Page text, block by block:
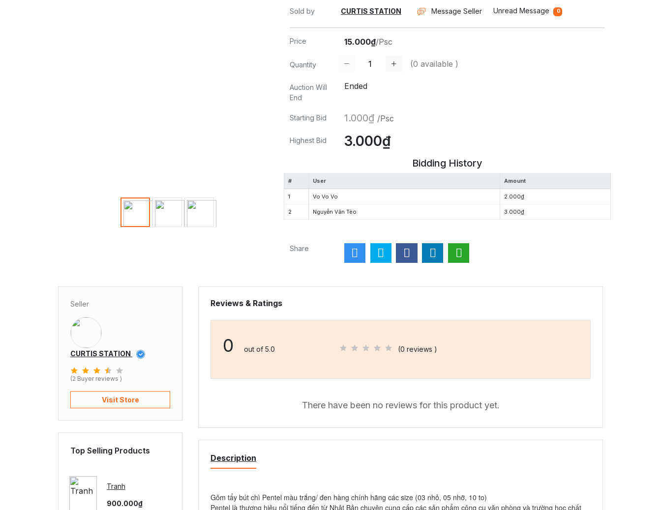
Sold by CURTIS STATION Message Seller Unread Message 0
Price 15.000₫/Psc
Quantity (0 available )
Auction Will
End
Ended
Starting Bid 1.000₫ /Psc
Highest Bid 3.000₫
Bidding History
# User Amount
1 Vo Vo Vo 2.000₫
2 Nguyễn Văn Tèo 3.000₫
Share
Seller
CURTIS STATION
(2 Buyer reviews )
Visit Store
Top Selling Products
Tranh
900.000₫
Reviews & Ratings
0 out of 5.0 (0 reviews )
There have been no reviews for this product yet.
Description
Gôm tẩy bút chì Pentel màu trắng/ đen hàng chính hãng các size (03 nhỏ, 05 nhỡ, 10 to)
Pentel là thương hiệu nổi tiếng đến từ Nhật Bản chuyên cung cấp các sản phẩm công cụ văn phòng và trường học chất